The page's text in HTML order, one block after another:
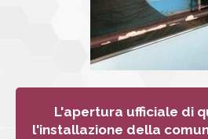
L'apertura ufficiale di
l'installazione della